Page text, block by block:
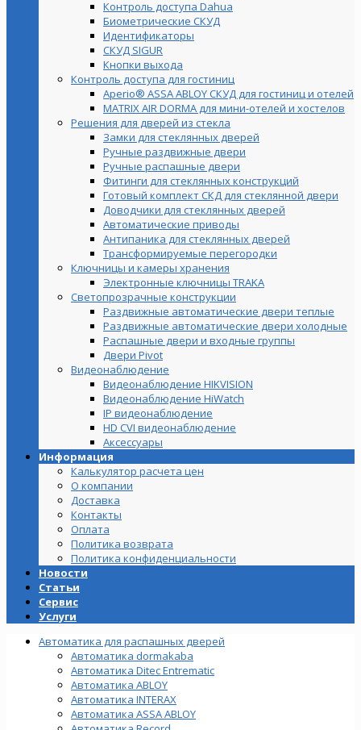
Контроль доступа Dahua
Биометрические СКУД
Идентификаторы
СКУД SIGUR
Кнопки выхода
Контроль доступа для гостиниц
Aperio® ASSA ABLOY СКУД для гостиниц и отелей
MATRIX AIR DORMA для мини-отелей и хостелов
Решения для дверей из стекла
Замки для стеклянных дверей
Ручные раздвижные двери
Ручные распашные двери
Фитинги для стеклянных конструкций
Готовый комплект СКД для стеклянной двери
Доводчики для стеклянных дверей
Автоматические приводы
Антипаника для стеклянных дверей
Трансформируемые перегородки
Ключницы и камеры хранения
Электронные ключницы TRAKA
Светопрозрачные конструкции
Раздвижные автоматические двери теплые
Раздвижные автоматические двери холодные
Распашные двери и входные группы
Двери Pivot
Видеонаблюдение
Видеонаблюдение HIKVISION
Видеонаблюдение HiWatch
IP видеонаблюдение
HD CVI видеонаблюдение
Аксессуары
Информация
Калькулятор расчета цен
О компании
Доставка
Контакты
Оплата
Политика возврата
Политика конфиденциальности
Новости
Статьи
Сервис
Услуги
Автоматика для распашных дверей
Автоматика dormakaba
Автоматика Ditec Entrematic
Автоматика ABLOY
Автоматика INTERAX
Автоматика ASSA ABLOY